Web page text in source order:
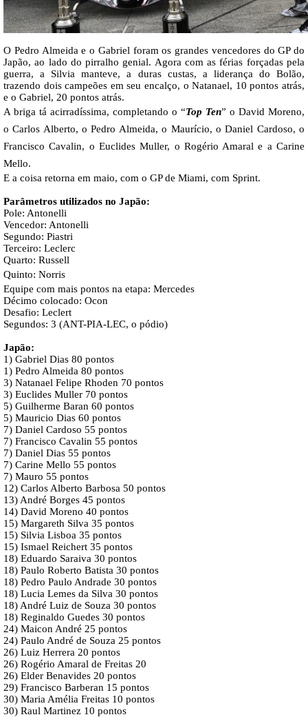
O Pedro Almeida e o Gabriel foram os grandes vencedores do GP do
Japão, ao lado do pirralho genial. Agora com as férias forçadas pela
guerra, a Silvia manteve, a duras custas, a liderança do Bolão,
trazendo dois campeões em seu encalço, o Natanael, 10 pontos atrás,
e o Gabriel, 20 pontos atrás.
A briga tá acirradíssima, completando o “Top Ten” o David Moreno,
o Carlos Alberto, o Pedro Almeida, o Maurício, o Daniel Cardoso, o
Francisco Cavalin, o Euclides Muller, o Rogério Amaral e a Carine
Mello.
E a coisa retorna em maio, com o GP de Miami, com Sprint.
Parâmetros utilizados no Japão:
Pole: Antonelli
Vencedor: Antonelli
Segundo: Piastri
Terceiro: Leclerc
Quarto: Russell
Quinto: Norris
Equipe com mais pontos na etapa: Mercedes
Décimo colocado: Ocon
Desafio: Leclert
Segundos: 3 (ANT-PIA-LEC, o pódio)
Japão:
1) Gabriel Dias 80 pontos
1) Pedro Almeida 80 pontos
3) Natanael Felipe Rhoden 70 pontos
3) Euclides Muller 70 pontos
5) Guilherme Baran 60 pontos
5) Mauricio Dias 60 pontos
7) Daniel Cardoso 55 pontos
7) Francisco Cavalin 55 pontos
7) Daniel Dias 55 pontos
7) Carine Mello 55 pontos
7) Mauro 55 pontos
12) Carlos Alberto Barbosa 50 pontos
13) André Borges 45 pontos
14) David Moreno 40 pontos
15) Margareth Silva 35 pontos
15) Silvia Lisboa 35 pontos
15) Ismael Reichert 35 pontos
18) Eduardo Saraiva 30 pontos
18) Paulo Roberto Batista 30 pontos
18) Pedro Paulo Andrade 30 pontos
18) Lucia Lemes da Silva 30 pontos
18) André Luiz de Souza 30 pontos
18) Reginaldo Guedes 30 pontos
24) Maicon André 25 pontos
24) Paulo André de Souza 25 pontos
26) Luiz Herrera 20 pontos
26) Rogério Amaral de Freitas 20
26) Elder Benavides 20 pontos
29) Francisco Barberan 15 pontos
30) Maria Amélia Freitas 10 pontos
30) Raul Martinez 10 pontos